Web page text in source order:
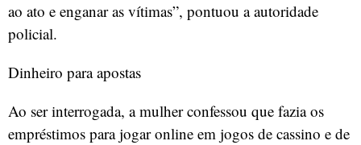
ao ato e enganar as vítimas”, pontuou a autoridade
policial.
Dinheiro para apostas
Ao ser interrogada, a mulher confessou que fazia os
empréstimos para jogar online em jogos de cassino e de